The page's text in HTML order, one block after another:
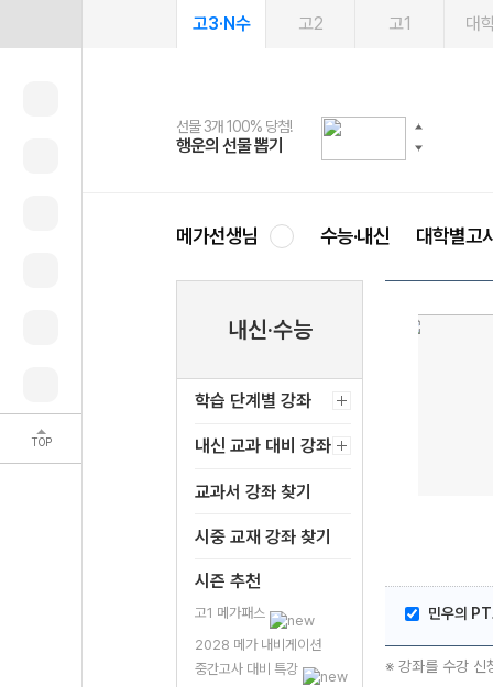
TOP
고3·N수 고2 고1 대
선물 3개 100% 당첨!
행운의 선물 뽑기
선물 100% 증정!
메가스터디 X 올리브
여름방학 스터디 캐시백
메가런 썸머스쿨
2027 러셀 단과
강사 공개선발
스마트러닝앱
설문 EVENT
메가패스
3일 무료 체험권
메가패스 수강생 무료혜택!
메가클럽 멤버십
사회공헌 캠페인
희망이룸 메가나눔
메가선생님 수능·내신 대학별고
내신·수능
학습 단계별 강좌
내신 교과 대비 강좌
교과서 강좌 찾기
시중 교재 강좌 찾기
시즌 추천
고1 메가패스
2028 메가 내비게이션
중간고사 대비 특강
민우의
※ 강좌를 수강 신